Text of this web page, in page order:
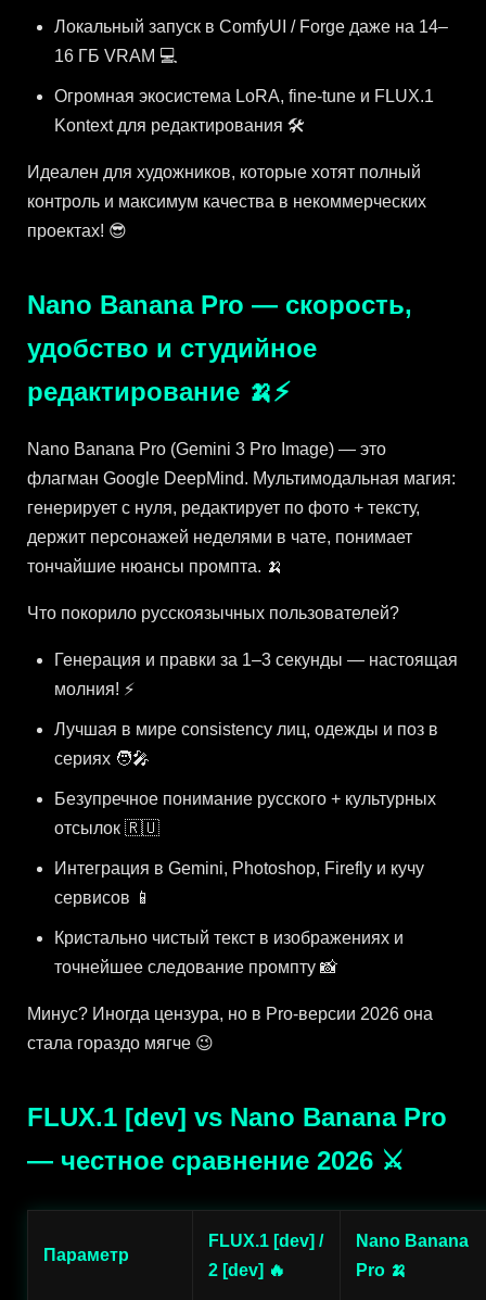
Локальный запуск в ComfyUI / Forge даже на 14–
16 ГБ VRAM 💻
Огромная экосистема LoRA, fine-tune и FLUX.1
Kontext для редактирования 🛠️
Идеален для художников, которые хотят полный
контроль и максимум качества в некоммерческих
проектах! 😎
Nano Banana Pro — скорость,
удобство и студийное
редактирование 🍌⚡
Nano Banana Pro (Gemini 3 Pro Image) — это
флагман Google DeepMind. Мультимодальная магия:
генерирует с нуля, редактирует по фото + тексту,
держит персонажей неделями в чате, понимает
тончайшие нюансы промпта. 🍌
Что покорило русскоязычных пользователей?
Генерация и правки за 1–3 секунды — настоящая
молния! ⚡
Лучшая в мире consistency лиц, одежды и поз в
сериях 🧑‍🎤
Безупречное понимание русского + культурных
отсылок 🇷🇺
Интеграция в Gemini, Photoshop, Firefly и кучу
сервисов 📱
Кристально чистый текст в изображениях и
точнейшее следование промпту 📸
Минус? Иногда цензура, но в Pro-версии 2026 она
стала гораздо мягче 😉
FLUX.1 [dev] vs Nano Banana Pro
— честное сравнение 2026 ⚔️
Параметр
FLUX.1 [dev] /
2 [dev] 🔥
Nano Banana
Pro 🍌